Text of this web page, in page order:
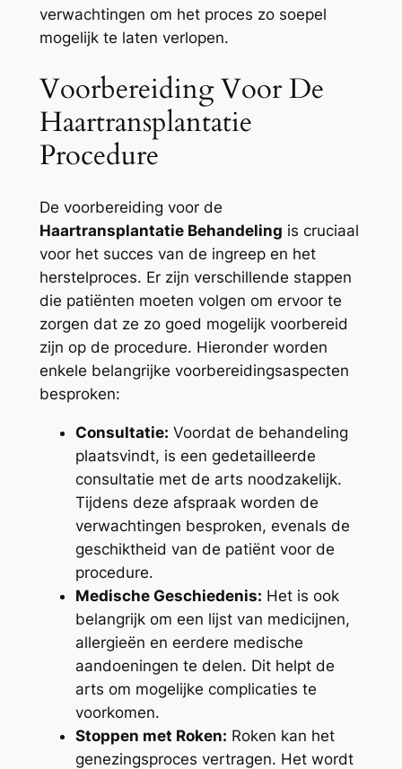
verwachtingen om het proces zo soepel
mogelijk te laten verlopen.
Voorbereiding Voor De
Haartransplantatie
Procedure
De voorbereiding voor de
Haartransplantatie Behandeling is cruciaal
voor het succes van de ingreep en het
herstelproces. Er zijn verschillende stappen
die patiënten moeten volgen om ervoor te
zorgen dat ze zo goed mogelijk voorbereid
zijn op de procedure. Hieronder worden
enkele belangrijke voorbereidingsaspecten
besproken:
Consultatie: Voordat de behandeling
plaatsvindt, is een gedetailleerde
consultatie met de arts noodzakelijk.
Tijdens deze afspraak worden de
verwachtingen besproken, evenals de
geschiktheid van de patiënt voor de
procedure.
Medische Geschiedenis: Het is ook
belangrijk om een lijst van medicijnen,
allergieën en eerdere medische
aandoeningen te delen. Dit helpt de
arts om mogelijke complicaties te
voorkomen.
Stoppen met Roken: Roken kan het
genezingsproces vertragen. Het wordt